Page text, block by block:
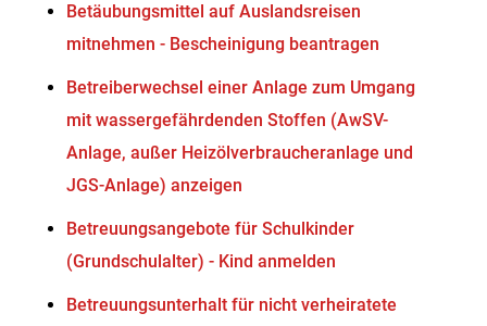
Betäubungsmittel auf Auslandsreisen
mitnehmen - Bescheinigung beantragen
Betreiberwechsel einer Anlage zum Umgang
mit wassergefährdenden Stoffen (AwSV-
Anlage, außer Heizölverbraucheranlage und
JGS-Anlage) anzeigen
Betreuungsangebote für Schulkinder
(Grundschulalter) - Kind anmelden
Betreuungsunterhalt für nicht verheiratete